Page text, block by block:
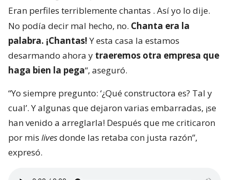
Eran perfiles terriblemente chantas . Así yo lo dije.
No podía decir mal hecho, no. Chanta era la
palabra. ¡Chantas!Y esta casa la estamos
desarmando ahora y traeremos otra empresa que
haga bien la pega“, aseguró.
“Yo siempre pregunto: ‘¿Qué constructora es? Tal y
cual’. Y algunas que dejaron varias embarradas, ¡se
han venido a arreglarla! Después que me criticaron
por mis livesdonde las retaba con justa razón”,
expresó.